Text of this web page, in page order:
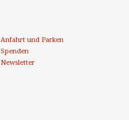
Anfahrt und Parken
Spenden
Newsletter